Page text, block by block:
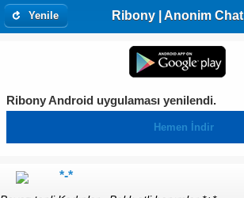
Ribony | Anonim Chat
Yenile
Ribony Android uygulaması yenilendi.
Hemen İndir
*-*